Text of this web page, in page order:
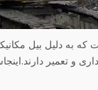
به دلیل بیل
و تعمیر